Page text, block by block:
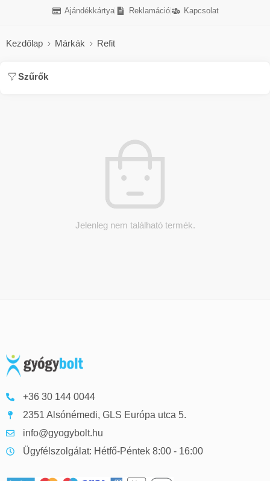
Ajándékkártya Reklamáció Kapcsolat
Kezdőlap Márkák Refit
Szűrők
Jelenleg nem található termék.
+36 30 144 0044
2351 Alsónémedi, GLS Európa utca 5.
info@gyogybolt.hu
Ügyfélszolgálat: Hétfő-Péntek 8:00 - 16:00